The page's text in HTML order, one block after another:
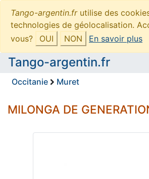
Tango-argentin.frutilise des
technologies de géolocalisation.
vous?
OUI NON En savoir plus
Tango-argentin.fr
Occitanie Muret
MILONGA DE